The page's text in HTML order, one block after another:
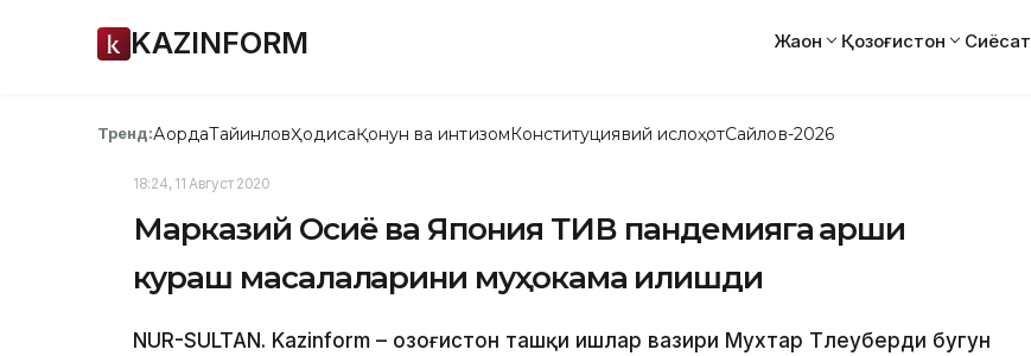
KAZINFORM Жаҳон Қозоғистон Сиёсат
Тренд:АқордаТайинловҲодисаҚонун ва интизомКонституциявий ислоҳотСайлов-2026
18:24, 11 Август 2020
Марказий Осиё ва Япония ТИВ пандемияга қарши
кураш масалаларини муҳокама қилишди
NUR-SULTAN. Kazinform – Қозоғистон ташқи ишлар вазири Мухтар Тлеуберди бугун